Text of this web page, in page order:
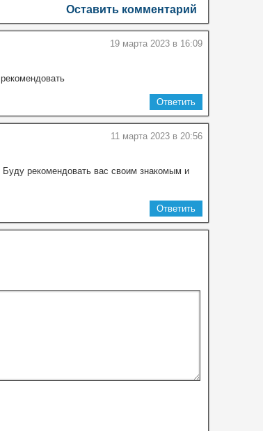
Оставить комментарий
19 марта 2023 в 16:09
Ответить
11 марта 2023 в 20:56
рекомендовать вас своим знакомым и
Ответить